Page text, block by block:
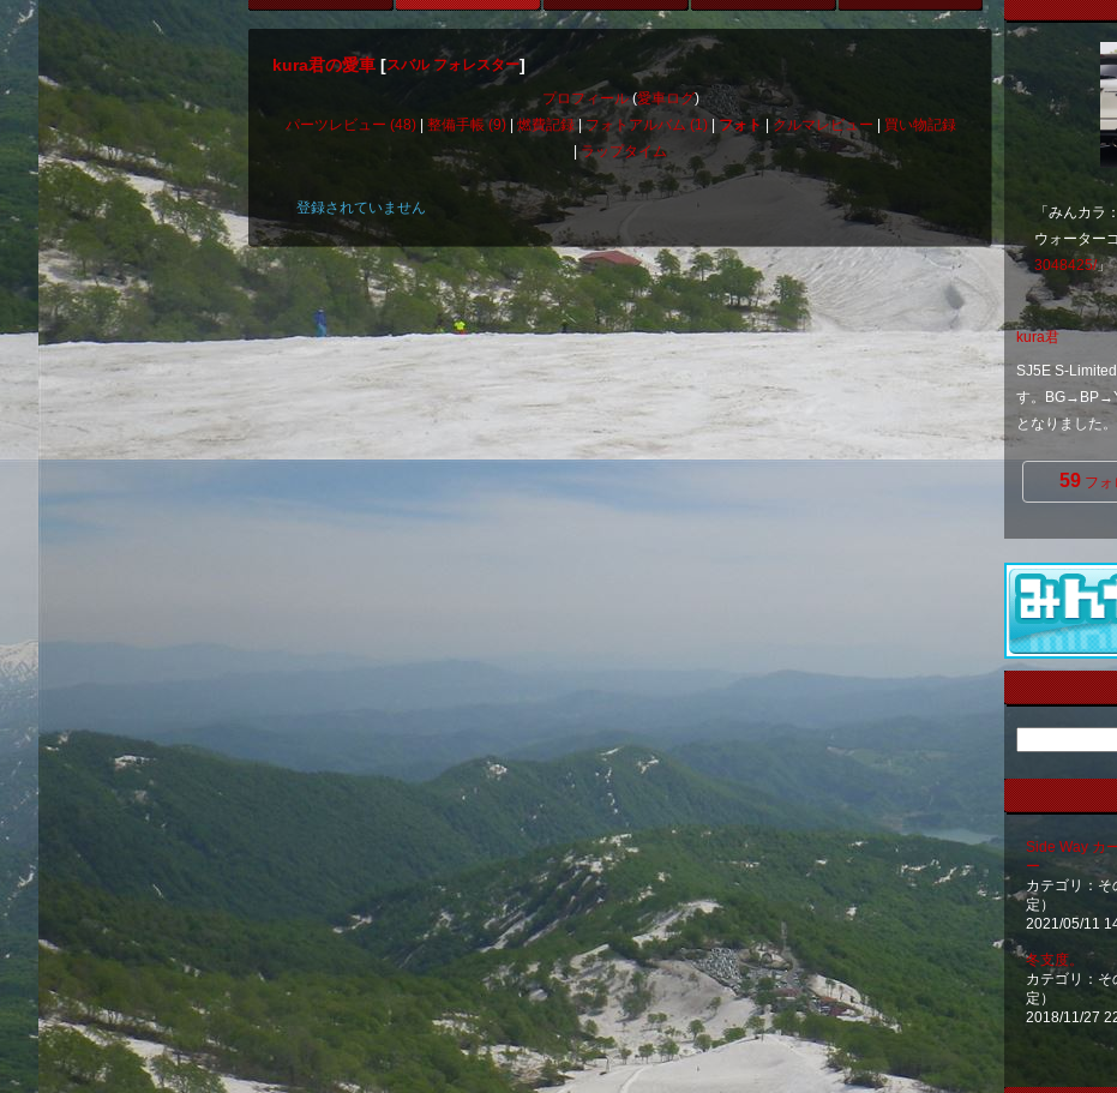
kura君の愛車 [スバル フォレスター]
プロフィール(愛車ログ)
パーツレビュー (48)| 整備手帳 (9)| 燃費記録|フォトアルバム (1)| フォト クルマレビュー
買い物記録
|ラップタイム
登録されていません
「みんカラ
ウォーター
3048425/」
kura君
SJ5E S-
す。
となりました
59フォ
Side Way カ
ー
カテゴリ：そ
定）
2021/05/11
冬支度。
カテゴリ：
定）
2018/11/27